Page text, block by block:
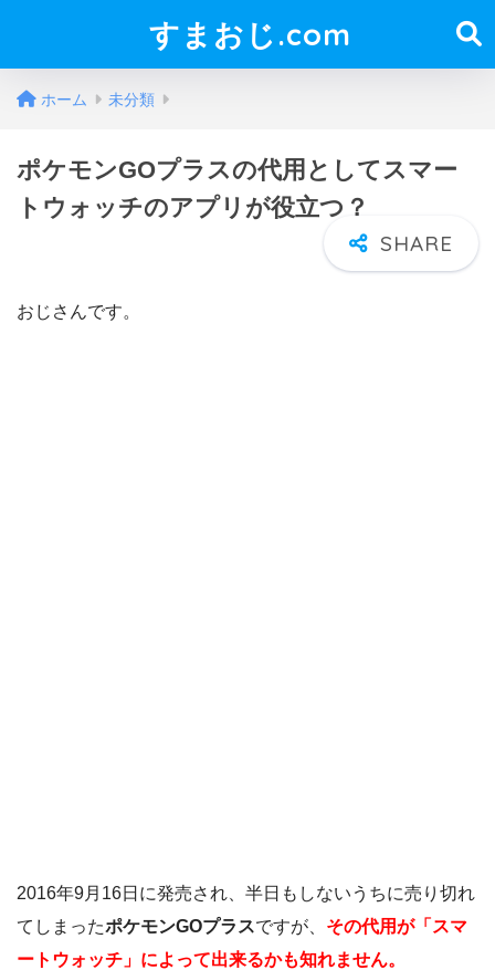
すまおじ.com
ホーム 未分類
ポケモンGOプラスの代用としてスマー
トウォッチのアプリが役立つ？
おじさんです。
2016年9月16日に発売され、半日もしないうちに売り切れ
てしまったポケモンGOプラスですが、 その代用が「スマ
ートウォッチ」によって出来るかも知れません。